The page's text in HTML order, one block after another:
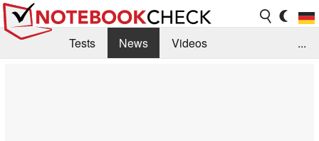
Tests News
Videos
...